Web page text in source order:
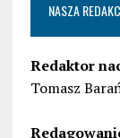
NASZA
Redaktor
Tomasz